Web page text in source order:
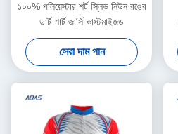
১০০% পলিয়েস্টার শর্ট স্লিভ নিউন রঙের
ডার্ট শার্ট জার্সি কাস্টমাইজড
সেরা দাম পান